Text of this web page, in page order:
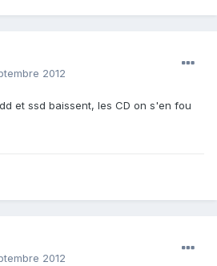
2012
et ssd baissent, les CD on s'en fou
2012